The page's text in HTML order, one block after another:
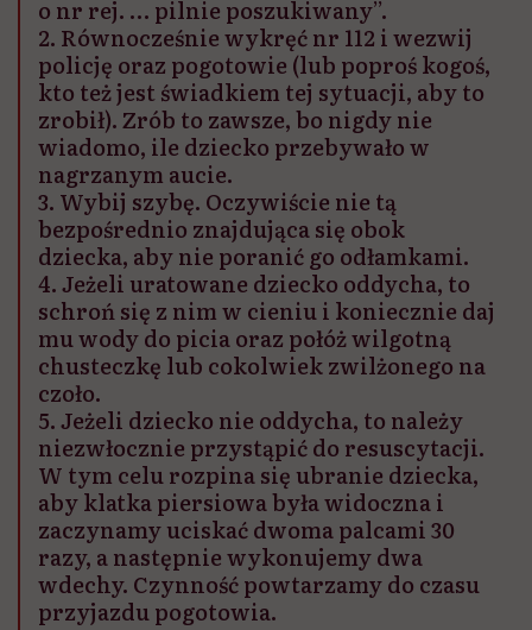
o nr rej. … pilnie poszukiwany”.
2. Równocześnie wykręć nr 112 i wezwij
policję oraz pogotowie (lub poproś kogoś,
kto też jest świadkiem tej sytuacji, aby to
zrobił). Zrób to zawsze, bo nigdy nie
wiadomo, ile dziecko przebywało w
nagrzanym aucie.
3. Wybij szybę. Oczywiście nie tą
bezpośrednio znajdująca się obok
dziecka, aby nie poranić go odłamkami.
4. Jeżeli uratowane dziecko oddycha, to
schroń się z nim w cieniu i koniecznie daj
mu wody do picia oraz połóż wilgotną
chusteczkę lub cokolwiek zwilżonego na
czoło.
5. Jeżeli dziecko nie oddycha, to należy
niezwłocznie przystąpić do resuscytacji.
W tym celu rozpina się ubranie dziecka,
aby klatka piersiowa była widoczna i
zaczynamy uciskać dwoma palcami 30
razy, a następnie wykonujemy dwa
wdechy. Czynność powtarzamy do czasu
przyjazdu pogotowia.